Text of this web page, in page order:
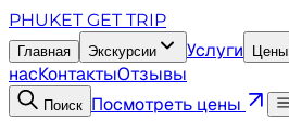
PHUKET GET TRIP
Главная Экскурсии Услуги Цены
насКонтактыОтзывы
Поиск Посмотреть цены